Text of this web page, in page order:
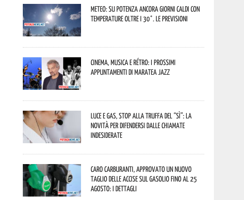
Meteo: su Potenza ancora giorni caldi con
temperature oltre i 30°. Le previsioni
Cinema, musica e rétro: i prossimi
appuntamenti di Maratea Jazz
Luce e gas, stop alla truffa del “Sì”: la
novità per difendersi dalle chiamate
indesiderate
Caro carburanti, approvato un nuovo
taglio delle accise sul gasolio fino al 25
agosto: i dettagli